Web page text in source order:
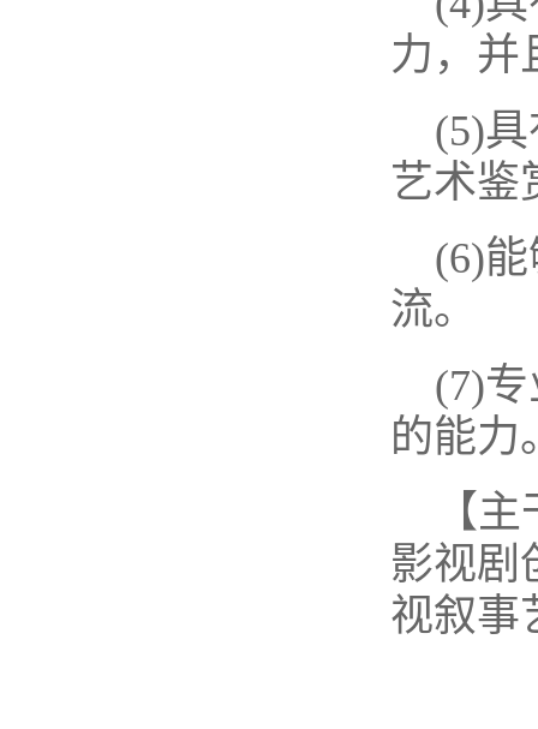
力，并
(5)
艺术鉴
(6)
流。
(7)
的能力
【
影视剧
视叙事